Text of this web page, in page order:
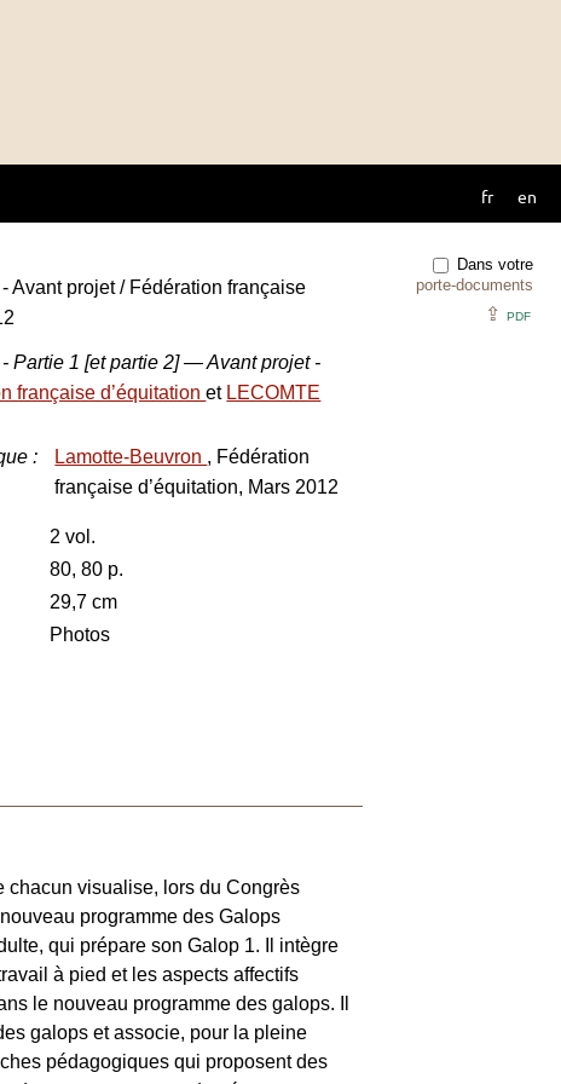
fr en
Dans votre
porte-documents
⇪ PDF
Avant projet / Fédération française
Partie 1 [et partie 2] — Avant projet -
française d’équitationet LECOMTE
: Lamotte-Beuvron , Fédération
française d’équitation, Mars 2012
2 vol.
80, 80 p.
29,7 cm
Photos
chacun visualise, lors du Congrès
programme des Galops
qui prépare son Galop 1. Il intègre
à pied et les aspects affectifs
le nouveau programme des galops. Il
galops et associe, pour la pleine
pédagogiques qui proposent des